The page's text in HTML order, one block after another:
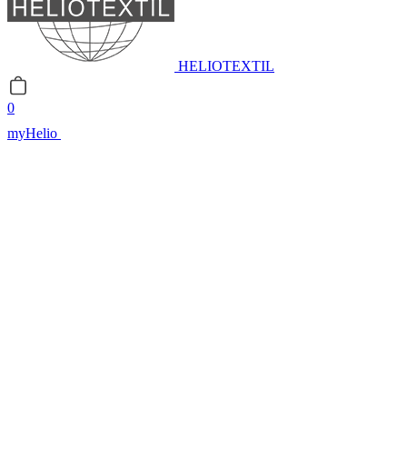
HELIOTEXTIL
0
myHelio